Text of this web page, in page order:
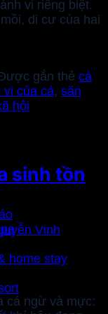
home stay
vi riêng biệt.
di cư của hai
gắn thẻ cá
vi của cá, săn
hội
sinh tồn
Vinh
cá ngừ và mực: